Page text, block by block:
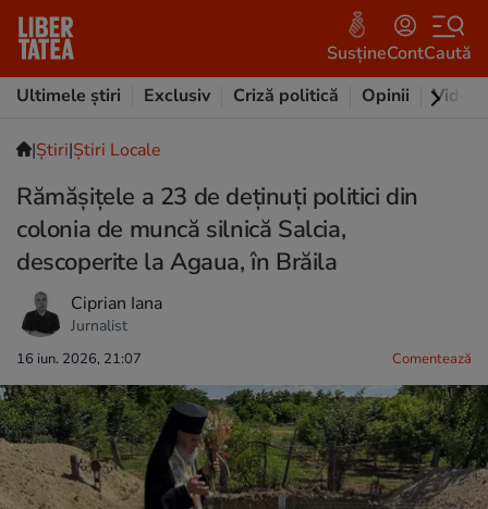
SusțineContCaută
Ultimele știri
Exclusiv Criză politică Opinii Video
|Ştiri|Știri Locale
Rămășițele a 23 de deținuți politici din
colonia de muncă silnică Salcia,
descoperite la Agaua, în Brăila
Ciprian Iana
Jurnalist
16 iun. 2026, 21:07 Comentează